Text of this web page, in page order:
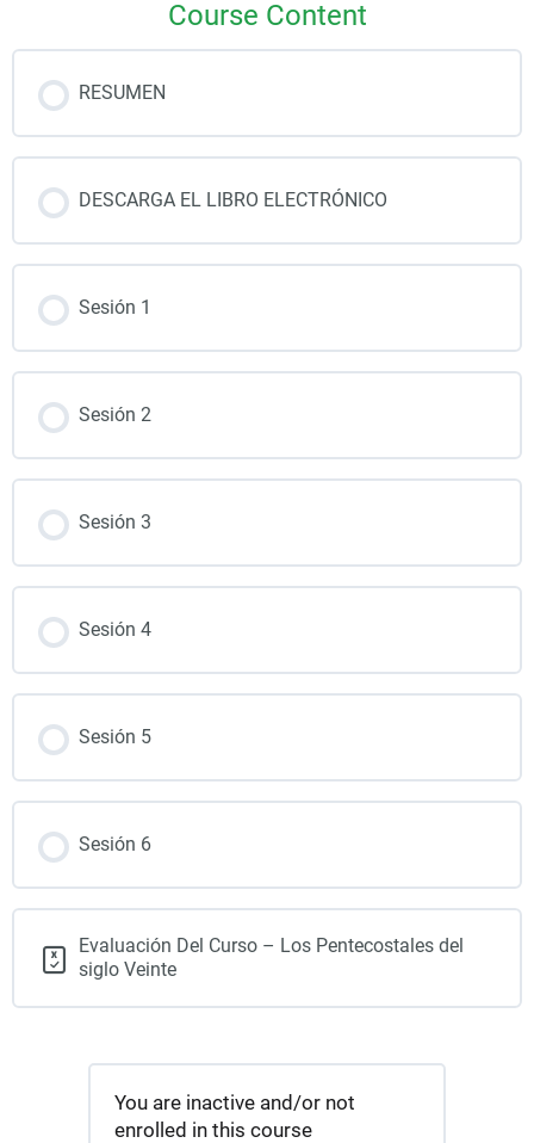
Course Content
RESUMEN
DESCARGA EL LIBRO ELECTRÓNICO
Sesión 1
Sesión 2
Sesión 3
Sesión 4
Sesión 5
Sesión 6
Evaluación Del Curso – Los Pentecostales del
siglo Veinte
You are inactive and/or not
enrolled in this course